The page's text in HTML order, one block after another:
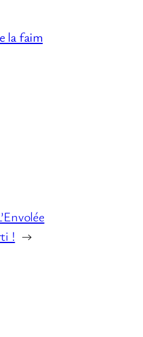
la faim
! →